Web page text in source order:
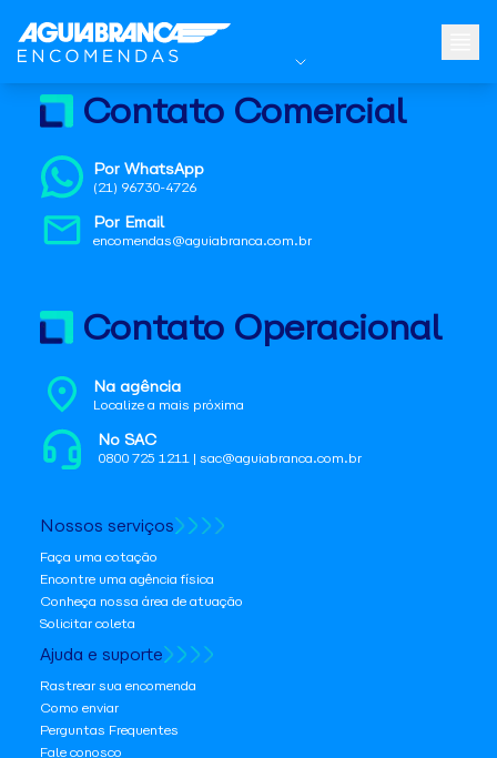
Contato Comercial
Por WhatsApp
(21) 96730-4726
Por Email
encomendas@aguiabranca.com.br
Contato Operacional
Na agência
Localize a mais próxima
No SAC
0800 725 1211 | sac@aguiabranca.com.br
Nossos serviços
Faça uma cotação
Encontre uma agência física
Conheça nossa área de atuação
Solicitar coleta
Ajuda e suporte
Rastrear sua encomenda
Como enviar
Perguntas Frequentes
Fale conosco